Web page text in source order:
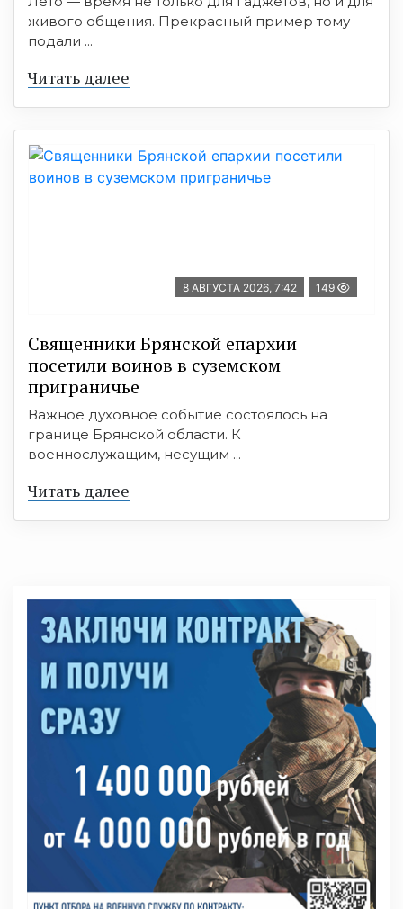
живого общения. Прекрасный пример тому
подали ...
Читать далее
8 АВГУСТА 2026, 7:42 149
Священники Брянской епархии
посетили воинов в суземском
приграничье
Важное духовное событие состоялось на
границе Брянской области. К
военнослужащим, несущим ...
Читать далее